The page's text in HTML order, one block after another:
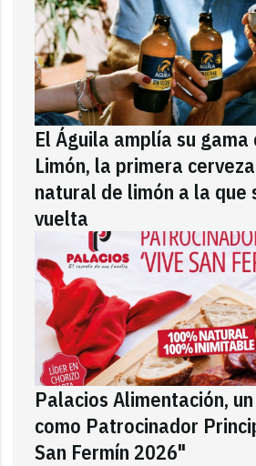
El Águila amplía su
Limón, la primera
natural de limón a la que
vuelta
Palacios Alimentación,
como Patrocinador
San Fermín 2026"